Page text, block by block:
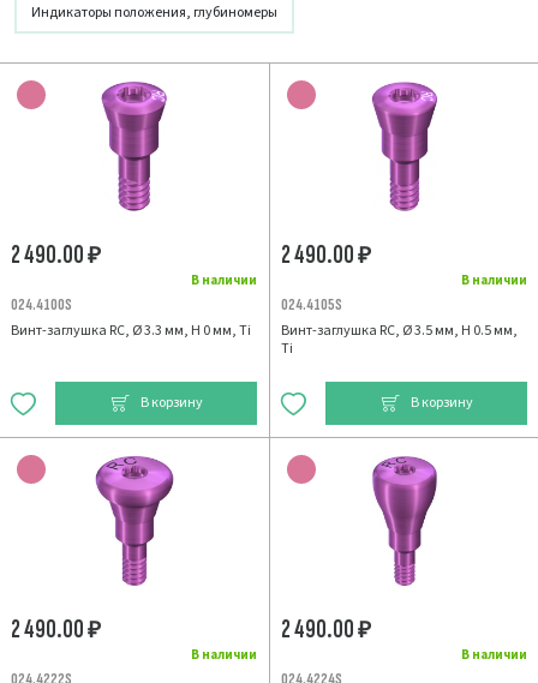
Индикаторы положения, глубиномеры
В наличии
2 490.00₽
024.4100S
Винт-заглушка RC, Ø 3.3 мм, H 0 мм, Ti
В корзину
В наличии
2 490.00₽
024.4105S
Винт-заглушка RC, Ø 3.5 мм, H 0.5 мм,
Ti
В корзину
В наличии
2 490.00₽
024.4222S
В наличии
2 490.00₽
024.4224S